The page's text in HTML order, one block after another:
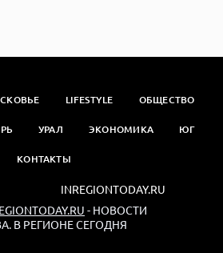
LIFESTYLE ОБЩЕСТВО
УРАЛ ЭКОНОМИКА ЮГ
КОНТАКТЫ
- НОВОСТИ
В РЕГИОНЕ СЕГОДНЯ